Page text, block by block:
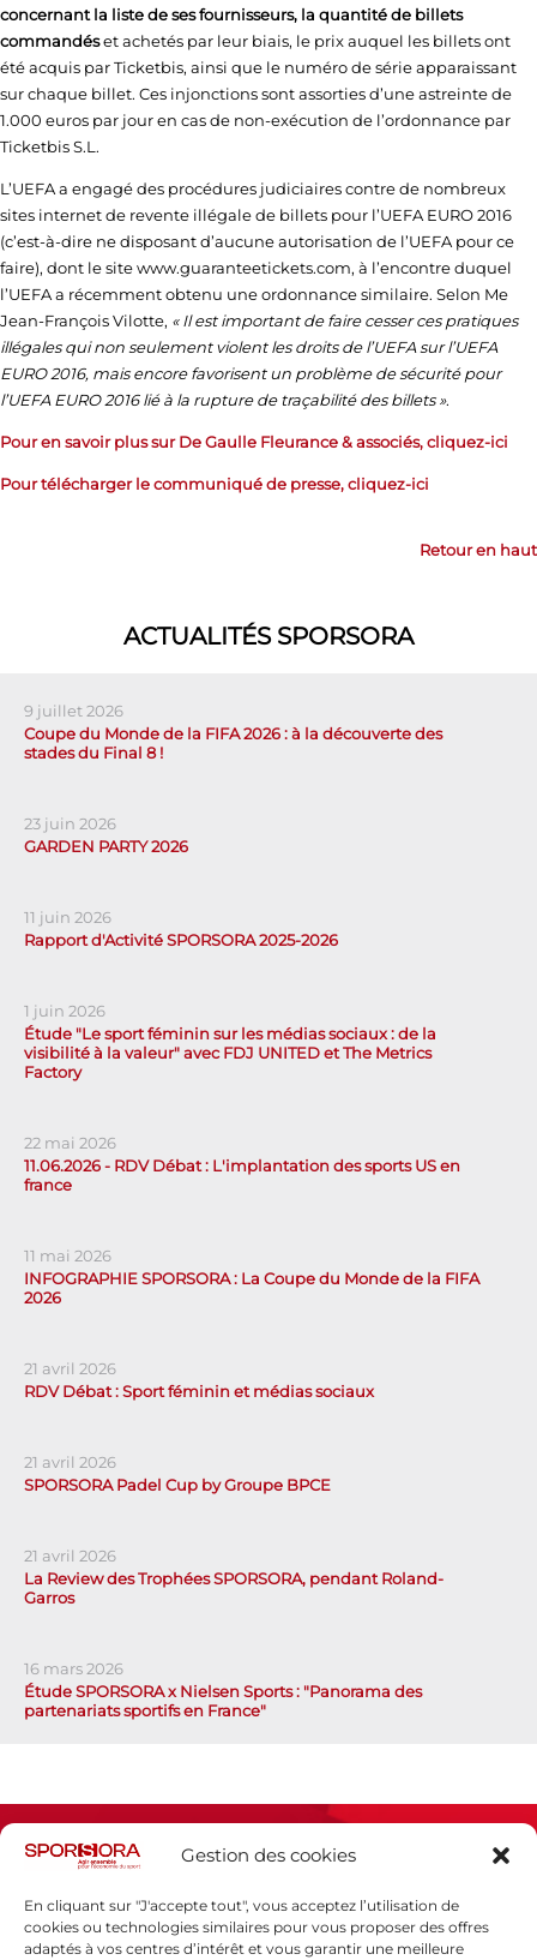
Gestion des cookies
En cliquant sur "J'accepte tout", vous acceptez l’utilisation de
cookies ou technologies similaires pour vous proposer des offres
adaptés à vos centres d’intérêt et vous garantir une meilleure
concernant la liste de ses fournisseurs, la quantité de billets
commandéset achetés par leur biais, le prix auquel les billets ont
été acquis par Ticketbis, ainsi que le numéro de série apparaissant
sur chaque billet. Ces injonctions sont assorties d’une astreinte de
1.000 euros par jour en cas de non-exécution de l’ordonnance par
Ticketbis S.L.
L’UEFA a engagé des procédures judiciaires contre de nombreux
sites internet de revente illégale de billets pour l’UEFA EURO 2016
(c’est-à-dire ne disposant d’aucune autorisation de l’UEFA pour ce
faire), dont le site www.guaranteetickets.com, à l’encontre duquel
l’UEFA a récemment obtenu une ordonnance similaire. Selon Me
Jean-François Vilotte, « Il est important de faire cesser ces pratiques
illégales qui non seulement violent les droits de l’UEFA sur l’UEFA
EURO 2016, mais encore favorisent un problème de sécurité pour
l’UEFA EURO 2016 lié à la rupture de traçabilité des billets ».
Pour en savoir plus sur De Gaulle Fleurance & associés, cliquez-ici
Pour télécharger le communiqué de presse, cliquez-ici
Retour en haut
ACTUALITÉS SPORSORA
9 juillet 2026
Coupe du Monde de la FIFA 2026 : à la découverte des
stades du Final 8 !
23 juin 2026
GARDEN PARTY 2026
11 juin 2026
Rapport d'Activité SPORSORA 2025-2026
1 juin 2026
Étude "Le sport féminin sur les médias sociaux : de la
visibilité à la valeur" avec FDJ UNITED et The Metrics
Factory
22 mai 2026
11.06.2026 - RDV Débat : L'implantation des sports US en
france
11 mai 2026
INFOGRAPHIE SPORSORA : La Coupe du Monde de la FIFA
2026
21 avril 2026
RDV Débat : Sport féminin et médias sociaux
21 avril 2026
SPORSORA Padel Cup by Groupe BPCE
21 avril 2026
La Review des Trophées SPORSORA, pendant Roland-
Garros
16 mars 2026
Étude SPORSORA x Nielsen Sports : "Panorama des
partenariats sportifs en France"